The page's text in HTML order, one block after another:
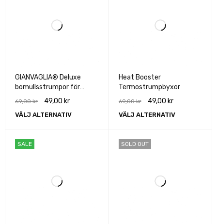
GIANVAGLIA® Deluxe
bomullsstrumpor för
kvinnor 3pack
69,00kr 49,00 kr
VÄLJ ALTERNATIV
Heat Booster
Termostrumpbyxor
69,00kr 49,00 kr
VÄLJ ALTERNATIV
SALE SOLD OUT